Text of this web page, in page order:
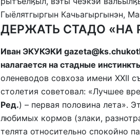
Гыёлятгыргын Качьагыргынэн,
ДЕРЖАТЬ СТАДО «НА
Иван ЭКУКЭКИ
налагается на стадные
оленеводов совхоза имени XXII
столетия советовал: «Лучшее
Ред.) – первая половина лета».
любимых кормов (злаки,
телята относительно спокойно